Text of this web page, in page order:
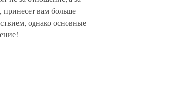
принесет вам больше
однако основные